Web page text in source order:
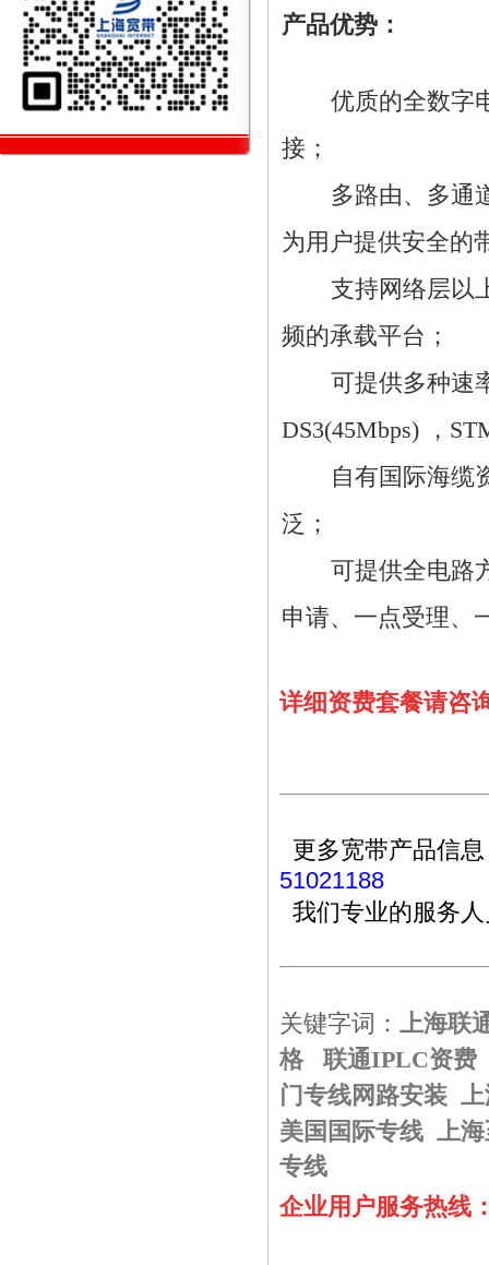
产品优势：
优质的全数字
接；
多路由、多通
为用户提供安全的
支持网络层以
频的承载平台；
可提供多种速
DS3(45Mbps) ，
自有国际海缆
泛；
可提供全电路
申请、一点受理、
详细资费套餐请咨
更多宽带产品信
51021188
我们专业的服务
关键字词： 上海联
格
联通IPLC资费
门专线网路安装
美国国际专线 上
专线
企业用户服务热线